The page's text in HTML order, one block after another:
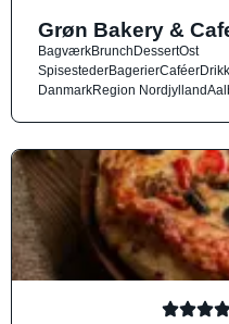
Grøn Bakery &
BagværkBrunchDessertOst
SpisestederBagerierCaféer
DanmarkRegion Nordjylland